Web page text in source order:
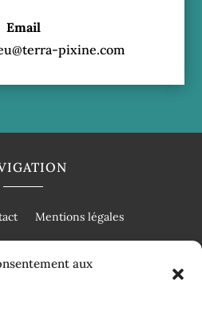
aux
Email
pixine.com
Mentions légales